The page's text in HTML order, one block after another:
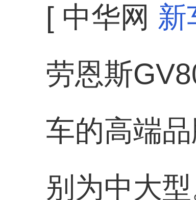
[ 中华网 新
劳恩斯
车的高端
别为中大型